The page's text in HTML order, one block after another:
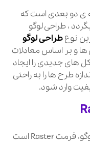
ی دو بعدی است که
، طراحی لوگو
نوعطراحی لوگو
و بر اساس معادلات
های جدیدی را ایجاد
طرح ها را به راحتی
وارد شود.
از نوع های دیگر فرمت‌ های گرافیکی لوگو، فرمت Raster است